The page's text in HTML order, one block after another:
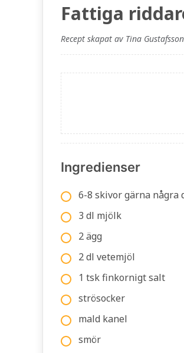
Fattiga
Recept skapat av Tina Gustafsson
Ingredienser
6-8 skivor gärna några
3 dl mjölk
2 ägg
2 dl vetemjöl
1 tsk finkornigt salt
strösocker
mald kanel
smör